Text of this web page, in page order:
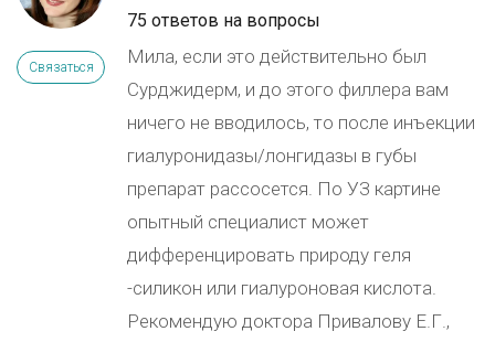
Связаться
75 ответов на вопросы
Мила, если это действительно был
Сурджидерм, и до этого филлера вам
ничего не вводилось, то после инъекции
гиалуронидазы/лонгидазы в губы
препарат рассосется. По УЗ картине
опытный специалист может
дифференцировать природу геля
-силикон или гиалуроновая кислота.
Рекомендую доктора Привалову Е.Г.,